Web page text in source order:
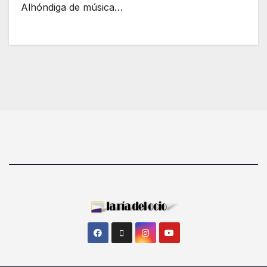
Alhóndiga de música…